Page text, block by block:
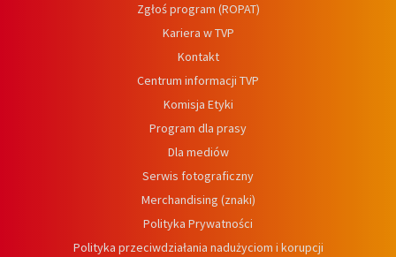
Zgłoś program (ROPAT)
Kariera w TVP
Kontakt
Centrum informacji TVP
Komisja Etyki
Program dla prasy
Dla mediów
Serwis fotograficzny
Merchandising (znaki)
Polityka Prywatności
Polityka przeciwdziałania nadużyciom i korupcji